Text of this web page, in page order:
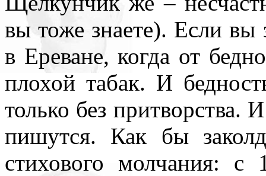
вы тоже знаете). Если вы
в Ереване, когда от
плохой табак. И
только без притворства.
пишутся. Как бы
стихового молчания: